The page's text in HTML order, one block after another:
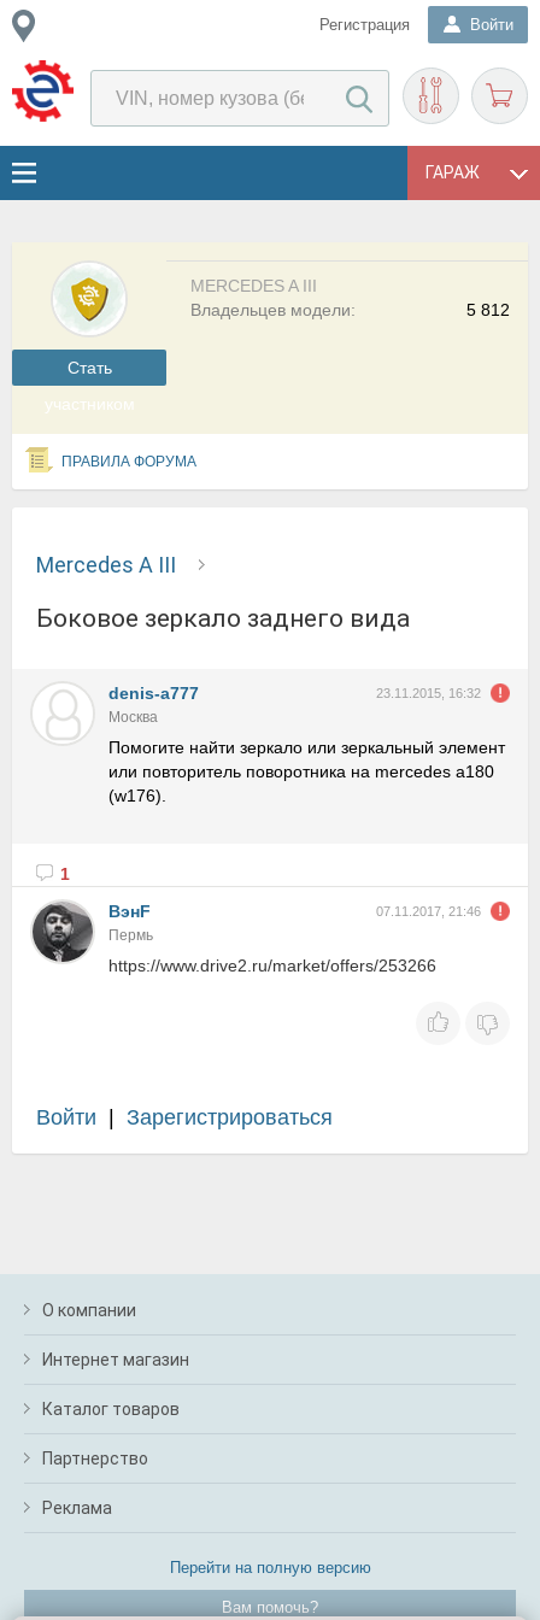
Регистрация Войти
ГАРАЖ
Cтать
участником
MERCEDES A III
5 812
Владельцев модели:
ПРАВИЛА ФОРУМА
Mercedes A III
Боковое зеркало заднего вида
denis-a777 23.11.2015, 16:32
Москва
Помогите найти зеркало или зеркальный элемент
или повторитель поворотника на mercedes a180
(w176).
1
ВэнF
07.11.2017, 21:46
Пермь
https://www.drive2.ru/market/offers/253266
Войти Зарегистрироваться
О компании
Интернет магазин
Каталог товаров
Партнерство
Реклама
Перейти на полную версию
Вам помочь?